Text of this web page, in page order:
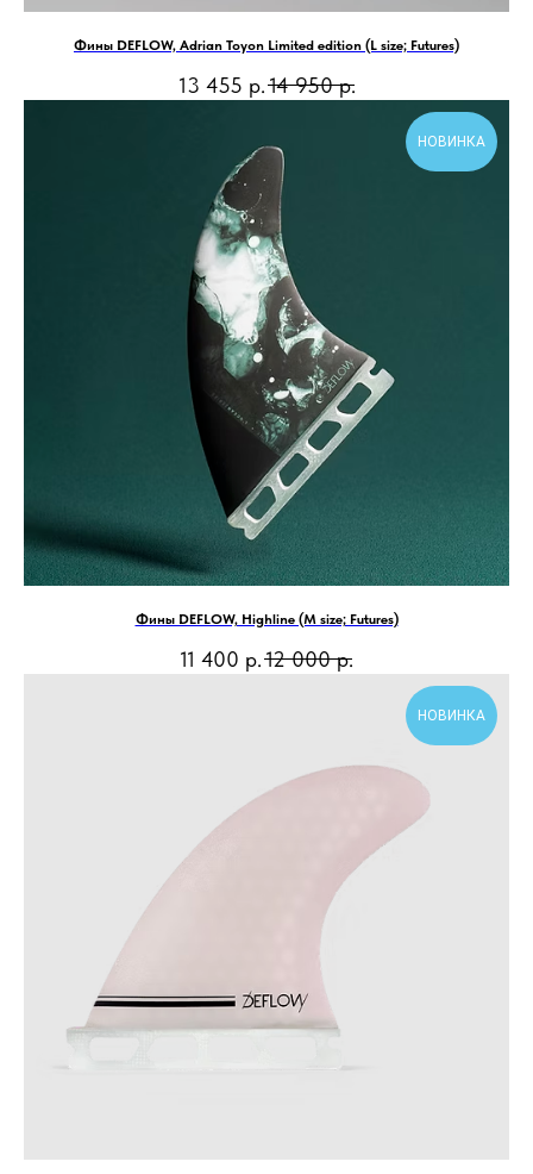
Фины DEFLOW, Adrian Toyon Limited edition (L size; Futures)
13 455 р.14 950 р.
НОВИНКА
Фины DEFLOW, Highline (M size; Futures)
11 400 р.12 000 р.
НОВИНКА